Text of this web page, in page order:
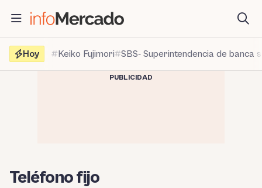
contenido
Hoy
Keiko Fujimori SBS- Superintendencia de banca
PUBLICIDAD
Teléfono fijo